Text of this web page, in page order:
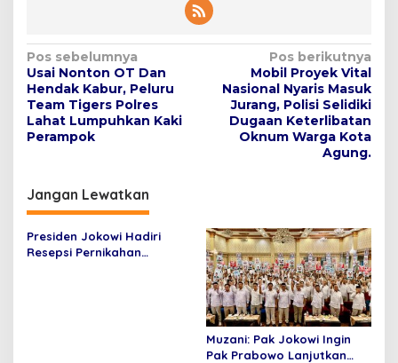
N
a
v
i
a
s
i
p
Pos sebelumnya
Usai Nonton OT Dan
Hendak Kabur, Peluru
Team Tigers Polres
Lahat Lumpuhkan Kaki
Perampok
Pos berikutnya
Mobil Proyek Vital
Nasional Nyaris Masuk
Jurang, Polisi Selidiki
Dugaan Keterlibatan
Oknum Warga Kota
Agung.
Jangan Lewatkan
Presiden Jokowi Hadiri
Resepsi Pernikahan
Muzani: Pak Jokowi Ingin
Pak Prabowo Lanjutkan